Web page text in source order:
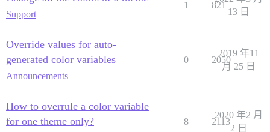
Support
1 821
13 日
Override values for auto-
generated color variables
Announcements
0 2050
2019 年11
月 25 日
How to overrule a color variable
for one theme only?
8 2113
2020 年2 月
2 日